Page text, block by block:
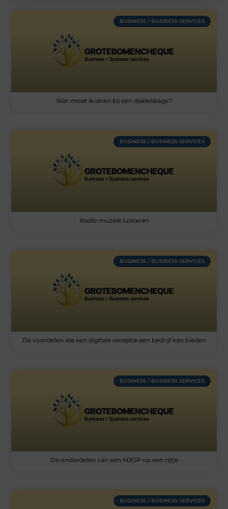
BUSINESS / BUSINESS SERVICES
Wat moet ik doen bij een daklekkage?
BUSINESS / BUSINESS SERVICES
Radio muziek luisteren
BUSINESS / BUSINESS SERVICES
De voordelen die een digitale receptie een bedrijf kan bieden
BUSINESS / BUSINESS SERVICES
De onderdelen van een MJOP op een rijtje
BUSINESS / BUSINESS SERVICES